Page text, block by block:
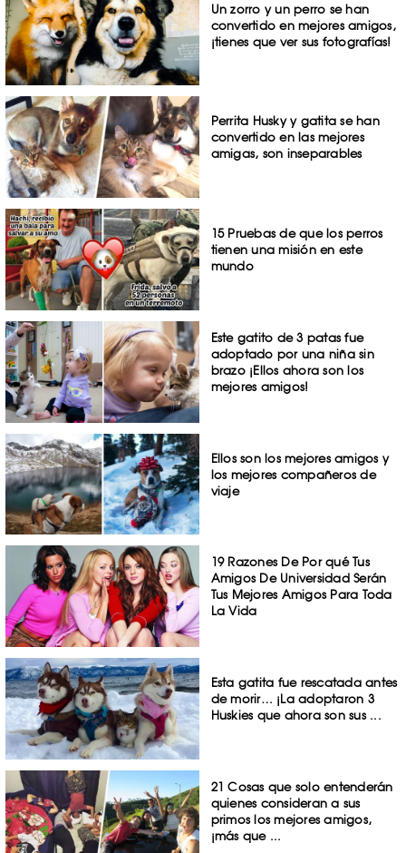
Un zorro y un perro se han
convertido en mejores amigos,
¡tienes que ver sus fotografías!
Perrita Husky y gatita se han
convertido en las mejores
amigas, son inseparables
15 Pruebas de que los perros
tienen una misión en este
mundo
Este gatito de 3 patas fue
adoptado por una niña sin
brazo ¡Ellos ahora son los
mejores amigos!
Ellos son los mejores amigos y
los mejores compañeros de
viaje
19 Razones De Por qué Tus
Amigos De Universidad Serán
Tus Mejores Amigos Para Toda
La Vida
Esta gatita fue rescatada antes
de morir… ¡La adoptaron 3
Huskies que ahora son sus ...
21 Cosas que solo entenderán
quienes consideran a sus
primos los mejores amigos,
¡más que ...